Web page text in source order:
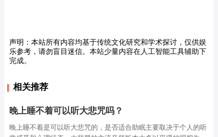
声明：本站所有内容均基于传统文化研究和学术探讨，仅供娱
乐参考，请勿盲目迷信。本站少量内容在人工智能工具辅助下
完成。
相关推荐
晚上睡不着可以听大悲咒吗？
晚上睡不着是可以听大悲咒的，是否适合助眠主要取决于个人的听